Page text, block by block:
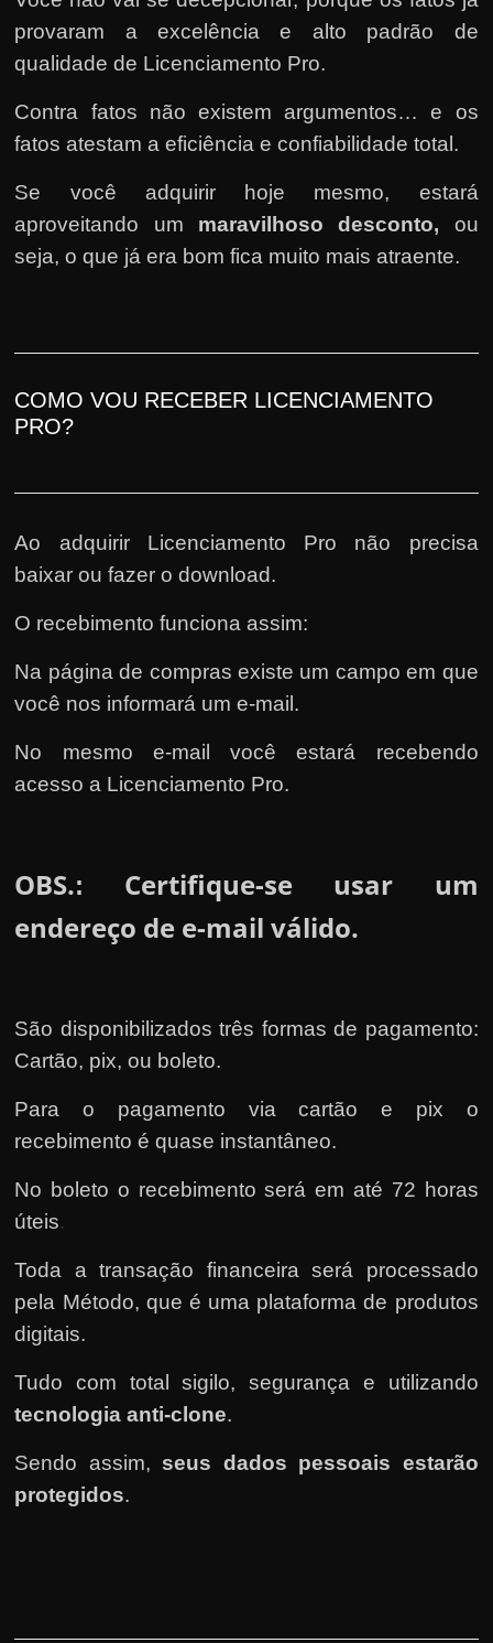
provaram a excelência e alto padrão de
qualidade de Licenciamento Pro.
Contra fatos não existem argumentos… e os
fatos atestam a eficiência e confiabilidade total.
Se você adquirir hoje mesmo, estará
aproveitando um maravilhoso desconto, ou
seja, o que já era bom fica muito mais atraente.
COMO VOU RECEBER LICENCIAMENTO
PRO?
Ao adquirir Licenciamento Pro não precisa
baixar ou fazer o download.
O recebimento funciona assim:
Na página de compras existe um campo em que
você nos informará um e-mail.
No mesmo e-mail você estará recebendo
acesso a Licenciamento Pro.
OBS.:
Certifique-se usar um
endereço de e-mail válido.
São disponibilizados três formas de pagamento:
Cartão, pix, ou boleto.
Para o pagamento via cartão e pix o
recebimento é quase instantâneo.
No boleto o recebimento será em até 72 horas
úteis.
Toda a transação financeira será processado
pela Método, que é uma plataforma de produtos
digitais.
Tudo com total sigilo, segurança e utilizando
tecnologia anti-clone.
Sendo assim, seus dados pessoais estarão
protegidos.